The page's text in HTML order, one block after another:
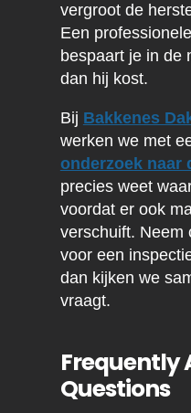
vergroot de
Een
bespaart je in de
dan hij kost.
Bij Bakkenes
werken we met
onderzoek naar
precies weet
voordat er ook
verschuift. Neem
voor een
dan kijken we
vraagt.
Frequently
Questions